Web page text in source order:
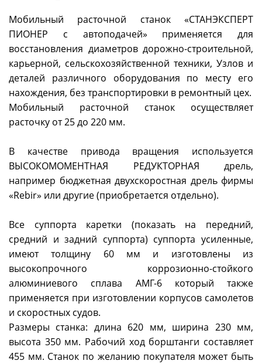
Мобильный расточной станок «СТАНЭКСПЕРТ
ПИОНЕР с автоподачей» применяется для
восстановления диаметров дорожно-строительной,
карьерной, сельскохозяйственной техники, Узлов и
деталей различного оборудования по месту его
нахождения, без транспортировки в ремонтный цех.
Мобильный расточной станок осуществляет
расточку от 25 до 220 мм.
В качестве привода вращения используется
ВЫСОКОМОМЕНТНАЯ РЕДУКТОРНАЯ дрель,
например бюджетная двухскоростная дрель фирмы
«Rebir» или другие (приобретается отдельно).
Все суппорта каретки (показать на передний,
средний и задний суппорта) суппорта усиленные,
имеют толщину 60 мм и изготовлены из
высокопрочного коррозионно-стойкого
алюминиевого сплава АМГ-6 который также
применяется при изготовлении корпусов самолетов
и скоростных судов.
Размеры станка: длина 620 мм, ширина 230 мм,
высота 350 мм. Рабочий ход борштанги составляет
455 мм. Станок по желанию покупателя может быть